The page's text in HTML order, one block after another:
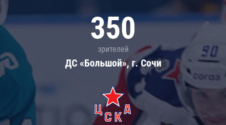
350
зрителей
ДС «Большой», г. Сочи